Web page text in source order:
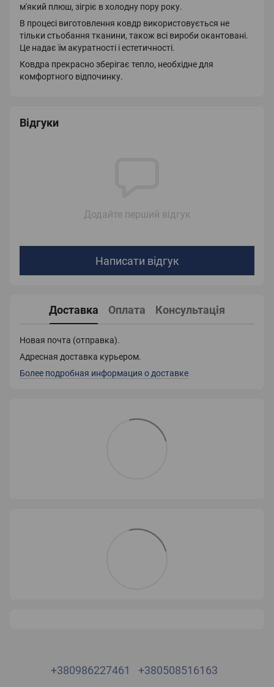
м'який плюш, зігріє в холодну пору року.
В процесі виготовлення ковдр використовується не
тільки стьобання тканини, також всі вироби окантовані.
Це надає їм акуратності і естетичності.
Ковдра прекрасно зберігає тепло, необхідне для
комфортного відпочинку.
Відгуки
Додайте перший відгук
Написати відгук
Доставка Оплата Консультація
Новая почта (отправка).
Адресная доставка курьером.
Более подробная информация о доставке
+380986227461 +380508516163